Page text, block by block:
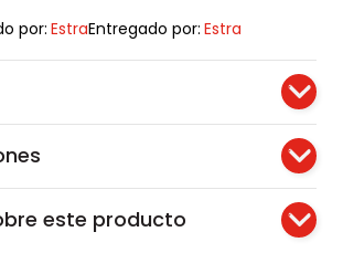
por:EstraEntregado por: Estra
este producto